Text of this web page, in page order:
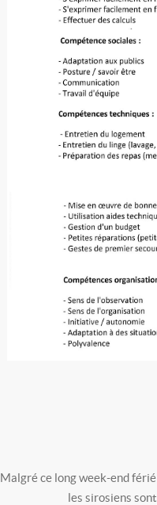
Malgré ce long week-end
les sirosiens